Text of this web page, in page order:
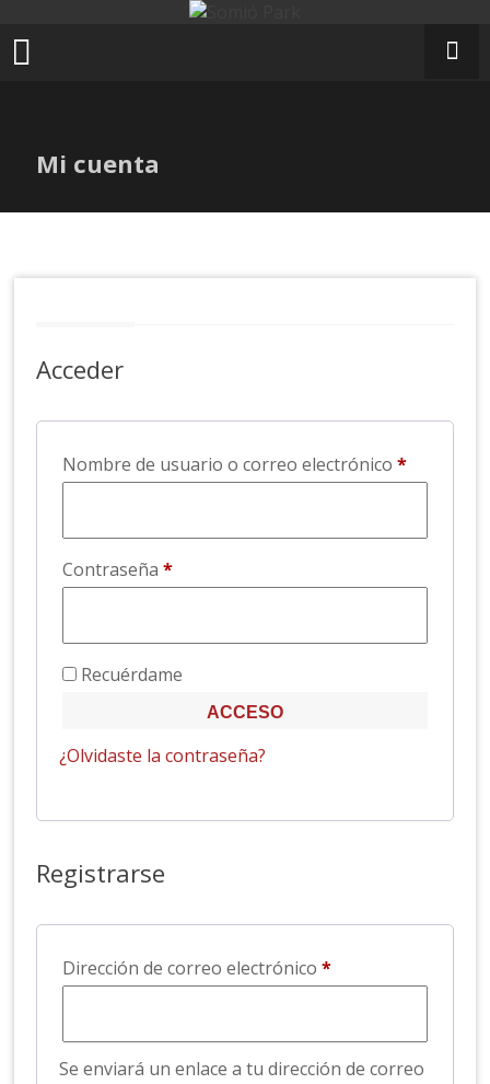
contenido
Mi cuenta
Acceder
Nombre de usuario o correo electrónico*
Contraseña*Obligatorio
Recuérdame
ACCESO
¿Olvidaste la contraseña?
Registrarse
Dirección de correo electrónico*Obligatorio
Se enviará un enlace a tu dirección de correo